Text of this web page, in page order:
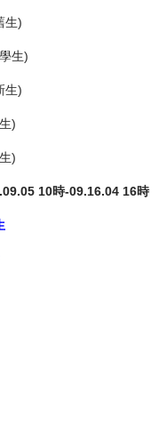
生)
生)
生)
)
)
10時-09.16.04 16時